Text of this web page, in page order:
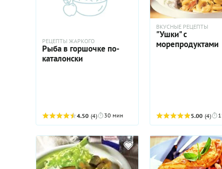
РЕЦЕПТЫ ЖАРКОГО
Рыба в горшочке по-
каталонски
4.50 (4) 30 мин
ВКУСНЫЕ РЕЦЕПТЫ
"Ушки" с
морепродуктами
5.00 (4)